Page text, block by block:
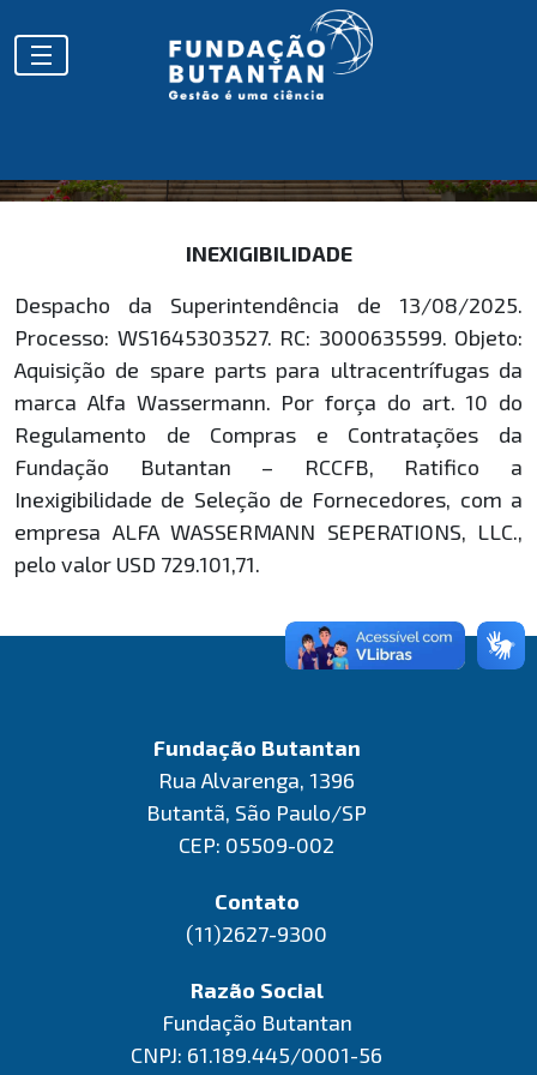
HOMOLOGAÇÕES
INEXIGIBILIDADE
Despacho da Superintendência de 13/08/2025.
Processo: WS1645303527. RC: 3000635599. Objeto:
Aquisição de spare parts para ultracentrífugas da
marca Alfa Wassermann. Por força do art. 10 do
Regulamento de Compras e Contratações da
Fundação Butantan – RCCFB, Ratifico a
Inexigibilidade de Seleção de Fornecedores, com a
empresa ALFA WASSERMANN SEPERATIONS, LLC.,
pelo valor USD 729.101,71.
Fundação Butantan
Rua Alvarenga, 1396
Butantã, São Paulo/SP
CEP: 05509-002
Contato
(11)2627-9300
Razão Social
Fundação Butantan
CNPJ: 61.189.445/0001-56